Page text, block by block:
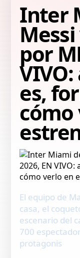
Inter
por
es,
cómo
El equipo de
casa, el
escenario del
700
protagonis